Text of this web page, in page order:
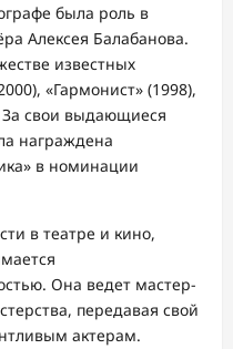
была роль в
Алексея Балабанова.
известных
«Гармонист» (1998),
За свои выдающиеся
награждена
в номинации
в театре и кино,
Она ведет мастер-
передавая свой
актерам.